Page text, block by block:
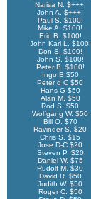
Narisa N. $+++!
John A. $+++!
Paul S. $100!
Mike A. $100!
Eric B. $100!
John Karl L. $100!
Don S. $100!
John S. $100!
Peter B. $100!
Ingo B $50
Peter d C $50
Hans G $50
Alan M. $50
Rod S. $50
Wolfgang W. $50
Bill O. $70
Ravinder S. $20
Chris S. $15
Jose D-C $20
Steven P. $20
Daniel W. $75
Rudolf M. $30
David R. $50
Judith W. $50
Roger C. $50